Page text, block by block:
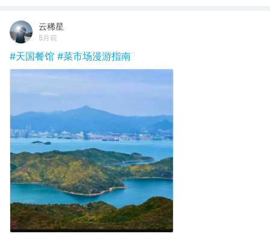
云稀星
5月前
#天国餐馆 #菜市场漫游指南